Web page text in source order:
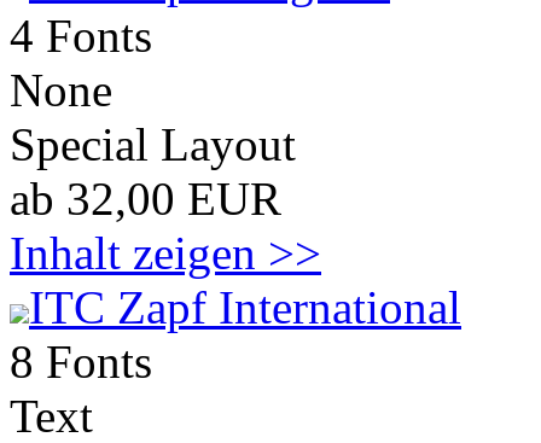
4 Fonts
None
Special Layout
ab 32,00 EUR
Inhalt zeigen >>
ITC Zapf International
8 Fonts
Text